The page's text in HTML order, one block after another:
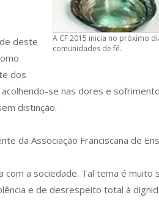
A CF 2015 inicia no próximo
comunidades de fé.
deste
dos
se nas dores e
distinção.
da Associação Franciscana de
a sociedade. Tal tema é
e de desrespeito total à